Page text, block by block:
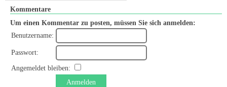
Kommentare
Um einen Kommentar zu posten, müssen Sie sich anmelden:
Benutzername:
Passwort:
Angemeldet bleiben:
Anmelden